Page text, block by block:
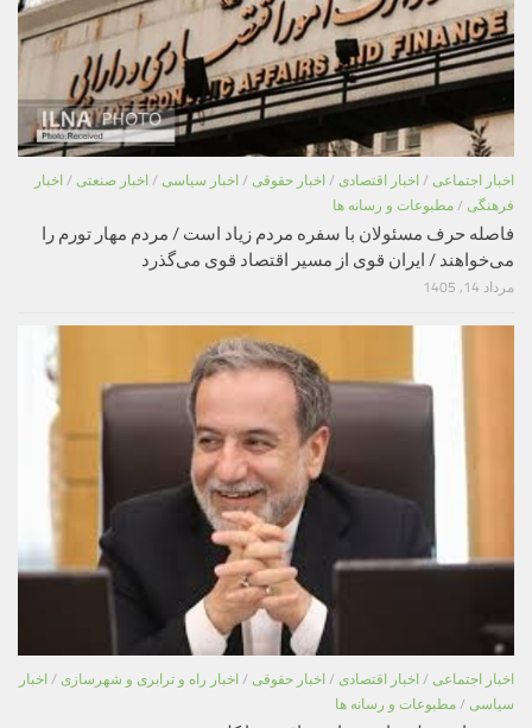
اخبار اجتماعی / اخبار اقتصادی / اخبار حقوقی / اخبار سیاسی / اخبار صنعتی / اخبار
فرهنگی / مطبوعات و رسانه ها
فاصله حرف مسئولان با سفره مردم زیاد است / مردم مهار تورم را
می‌خواهند / ایران قوی از مسیر اقتصاد قوی می‌گذرد
مرداد 14, 1405
اخبار اجتماعی / اخبار اقتصادی / اخبار حقوقی / اخبار راه و ترابری و شهرسازی / اخبار
سیاسی / مطبوعات و رسانه ها